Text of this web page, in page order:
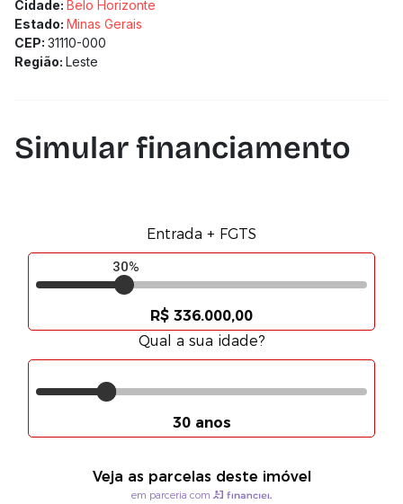
Cidade: Belo Horizonte
Estado: Minas Gerais
CEP: 31110-000
Região: Leste
Simular financiamento